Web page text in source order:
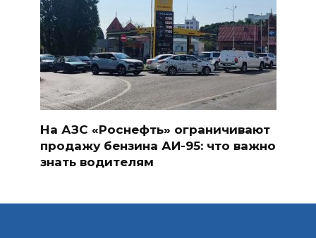
На АЗС «Роснефть» ограничивают
продажу бензина АИ-95: что важно
знать водителям